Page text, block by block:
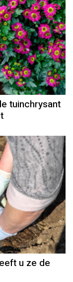
tuinchrysant
u ze de